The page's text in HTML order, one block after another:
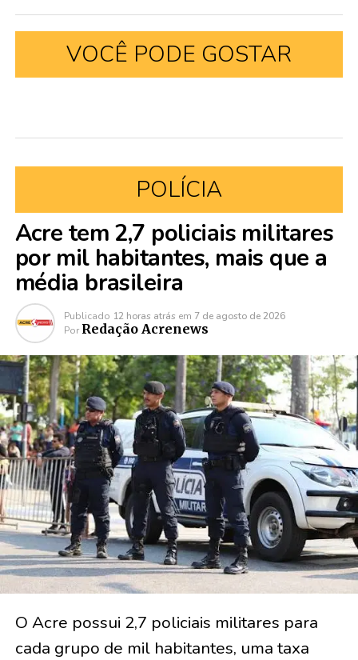
VOCÊ PODE GOSTAR
POLÍCIA
Acre tem 2,7 policiais militares
por mil habitantes, mais que a
média brasileira
Publicado 12 horas atrás em 7 de agosto de 2026
Por Redação Acrenews
O Acre possui 2,7 policiais militares para
cada grupo de mil habitantes, uma taxa